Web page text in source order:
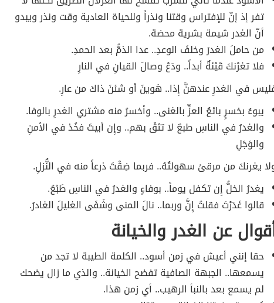
تفر إذ إنّ للإفتراس وقتنا ونذراً وللحياة العادية وقت ونذر ويبدو
أنّ الغدر شيمة بشرية محضة.
من حاملَ الغدرَ وخلفَ الوعدِ.. عدا الذمُّ بعد الحمدِ.
فلا تغرْنكَ قَيْنَةٌ أبداً.. ودَعْ وصالَ القيانِ في النارِ
في الغدرِ عندهنَّ إِذا.. هَوينَ أو شئنَ ذاكَ من عارِ.
يبوءُ بخسرٍ بائعُ العزِّ بالغنى.. وأخسرُ منه مشتري الغدرِ بالوفا.
والغدرُ في الناسِ طبعٌ لا تثقْ بهم.. وإِن أبيتَ فخُذ في الأمنِ
والوَجَلِ
يغرنكَ من مرقىً سهولتُهُ.. فربما ضِقْتَ ذرعاً منه في النُّزلِ.
يغدرُ الخلُّ إِن تكفل يوماً.. بوفاءٍ والغدرُ في الناسِ طَبْعُ.
قالوا غَدَرْتَ فقلتُ إِنَّ وربما.. نالَ المنى وشَفَى الغليلَ الغادرُ.
عن الغدر والخيانة
حقا إنني أعيش في زمن أسود.. الكلمة الطيبة لا تجد من
يسمعها.. الجبهة الصافية تفضح الخيانة.. والذي ما زال يضحك
لم يسمع بعد بالنبأ الرهيب.. أي زمن هذا.